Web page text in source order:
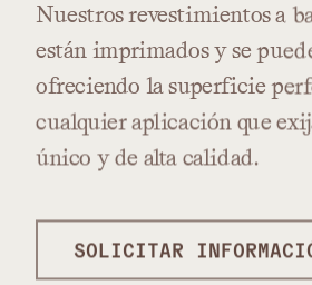
Nuestrosrevestimientosa
están imprimadosyse
ofreciendo lasuperficie
cualquieraplicación que
único yde alta calidad.
SOLICITAR